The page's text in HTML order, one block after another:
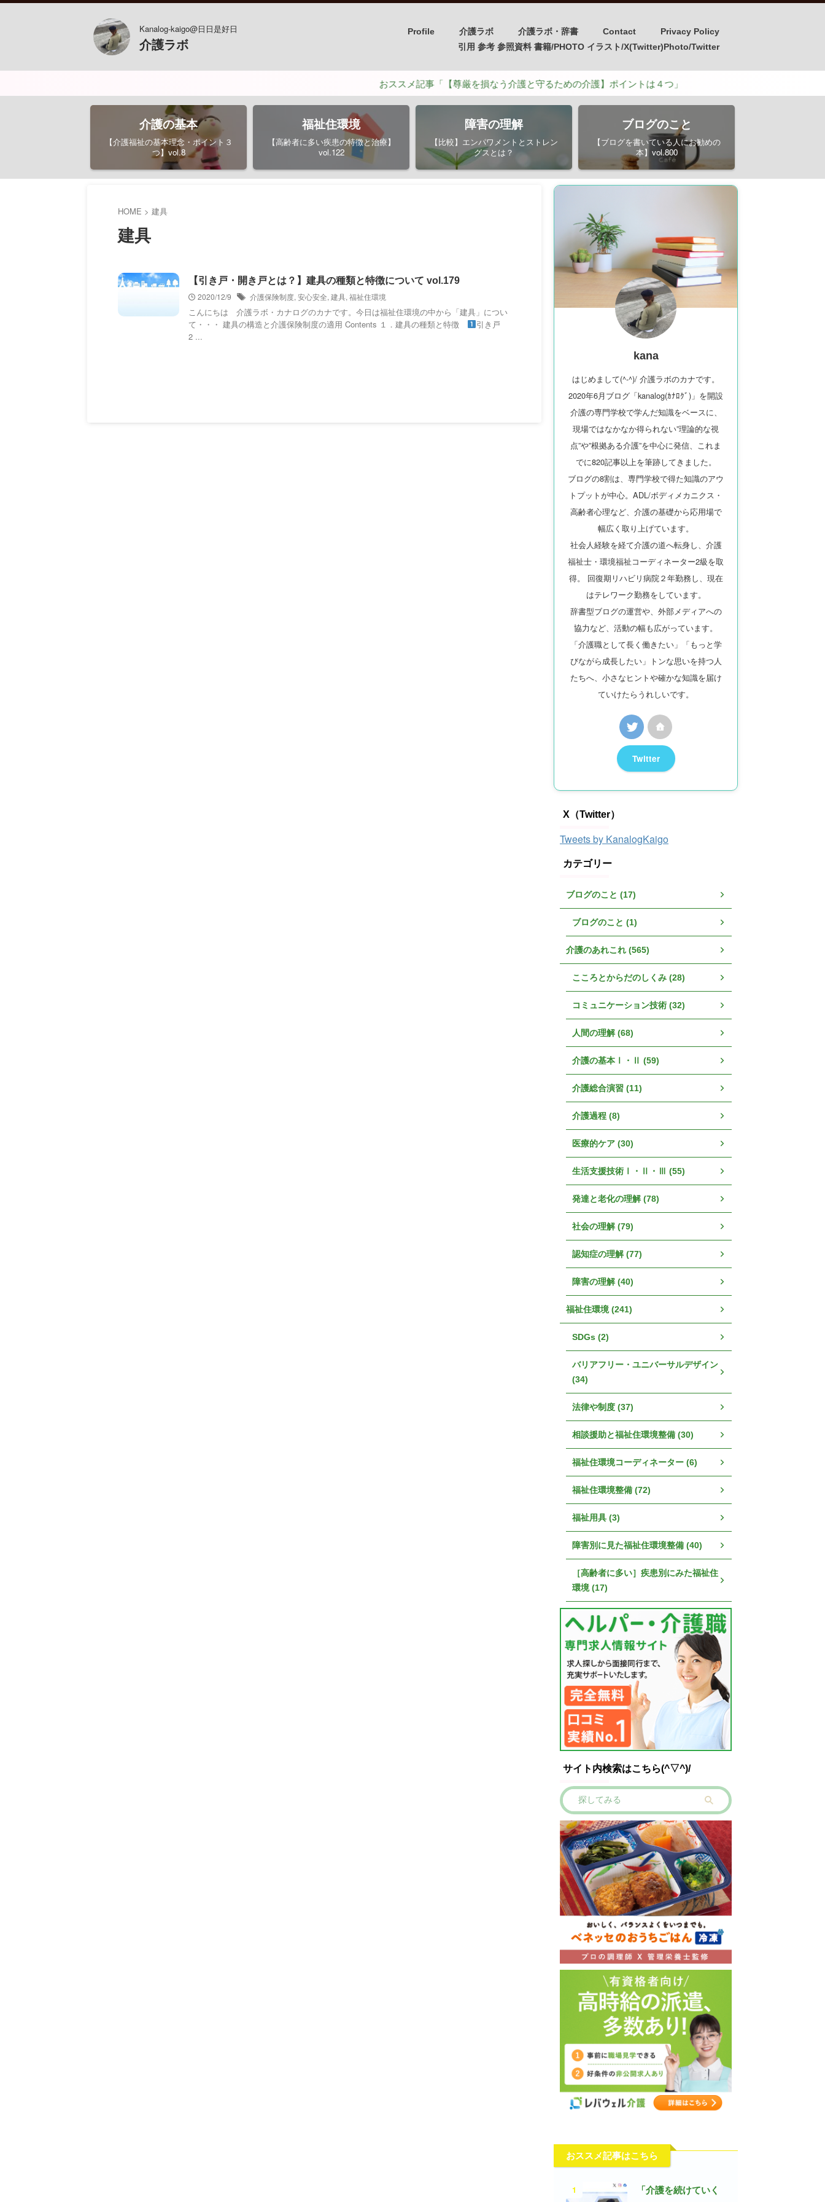
Kanalog-kaigo@日日是好日
介護ラボ
Profile 介護ラボ 介護ラボ・辞書 Contact
Privacy Policy
引用 参考 参照資料 書籍/PHOTO イラスト/X(Twitter)Photo/Twitter
おススメ記事「【尊厳を損なう介護と守るための介護】ポイントは４つ」
介護の基本
【介護福祉の基本理念・ポイント３
つ】vol.8
福祉住環境
【高齢者に多い疾患の特徴と治療】
vol.122
障害の理解
【比較】エンパワメントとストレン
グスとは？
ブログのこと
【ブログを書いている人にお勧めの
本】vol.800
HOME > 建具
建具
【引き戸・開き戸とは？】建具の種類と特徴について vol.179
2020/12/9
介護保険制度, 安心安全, 建具, 福祉住環境
こんにちは 介護ラボ・カナログのカナです。今日は福祉住環境の中から「建具」につい
て・・・ 建具の構造と介護保険制度の適用 Contents １．建具の種類と特徴
引き戸
2 ...
kana
はじめまして(^-^)/ 介護ラボのカナです。
2020年6月ブログ「kanalog(ｶﾅﾛｸﾞ)」を開設
介護の専門学校で学んだ知識をベースに、
現場ではなかなか得られない”理論的な視
点”や”根拠ある介護”を中心に発信、これま
でに820記事以上を筆跡してきました。
ブログの8割は、専門学校で得た知識のアウ
トプットが中心。ADL/ボディメカニクス・
高齢者心理など、介護の基礎から応用場で
幅広く取り上げています。
社会人経験を経て介護の道へ転身し、介護
福祉士・環境福祉コーディネーター2級を取
得。 回復期リハビリ病院２年勤務し、現在
はテレワーク勤務をしています。
辞書型ブログの運営や、外部メディアへの
協力など、活動の幅も広がっています。
「介護職として長く働きたい」「もっと学
びながら成長したい」トンな思いを持つ人
たちへ、小さなヒントや確かな知識を届け
ていけたらうれしいです。
Twitter
X（Twitter）
Tweets by KanalogKaigo
カテゴリー
ブログのこと (17)
ブログのこと (1)
介護のあれこれ (565)
こころとからだのしくみ (28)
コミュニケーション技術 (32)
人間の理解 (68)
介護の基本Ⅰ・Ⅱ (59)
介護総合演習 (11)
介護過程 (8)
医療的ケア (30)
生活支援技術Ⅰ・Ⅱ・Ⅲ (55)
発達と老化の理解 (78)
社会の理解 (79)
認知症の理解 (77)
障害の理解 (40)
福祉住環境 (241)
SDGs (2)
バリアフリー・ユニバーサルデザイン
(34)
法律や制度 (37)
相談援助と福祉住環境整備 (30)
福祉住環境コーディネーター (6)
福祉住環境整備 (72)
福祉用具 (3)
障害別に見た福祉住環境整備 (40)
［高齢者に多い］疾患別にみた福祉住
環境 (17)
サイト内検索はこちら(^▽^)/
おススメ記事はこちら
1
「介護を続けていく